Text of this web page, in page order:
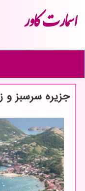
اسمارت كاور
جزیره سرسبز و